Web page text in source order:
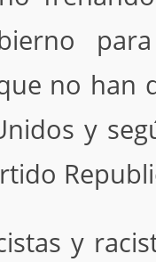
no han
y
y